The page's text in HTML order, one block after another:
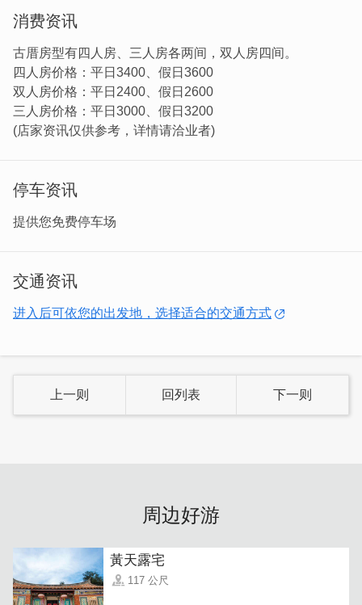
能相当好，想要觅食或是便利商都相当便利。这对於重视便
新装修舒适温暖的房间，享受金门惬意的午後阳光、夜游观
消费资讯
古厝房型有四人房、三人房各两间，双人房四间。
四人房价格：平日3400、假日3600
双人房价格：平日2400、假日2600
三人房价格：平日3000、假日3200
(店家资讯仅供参考，详情请洽业者)
停车资讯
提供您免费停车场
交通资讯
进入后可依您的出发地，选择适合的交通方式
上一则 回列表 下一则
周边好游
黃天露宅
117 公尺